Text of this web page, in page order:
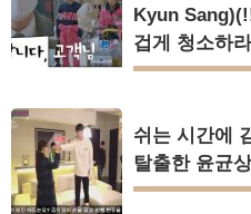
Kyun
겁게 청소하
쉬는 시간에
탈출한 윤균상